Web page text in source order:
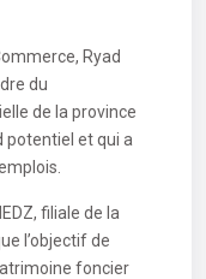
Ryad
du
de la province
potentiel et qui a
filiale de la
l’objectif de
foncier